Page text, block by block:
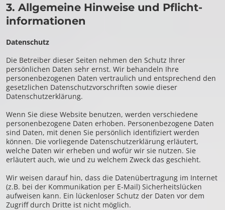
3. Allgemeine Hinweise und Pflicht­
informationen
Datenschutz
Die Betreiber dieser Seiten nehmen den Schutz Ihrer
persönlichen Daten sehr ernst. Wir behandeln Ihre
personenbezogenen Daten vertraulich und entsprechend den
gesetzlichen Datenschutzvorschriften sowie dieser
Datenschutzerklärung.
Wenn Sie diese Website benutzen, werden verschiedene
personenbezogene Daten erhoben. Personenbezogene Daten
sind Daten, mit denen Sie persönlich identifiziert werden
können. Die vorliegende Datenschutzerklärung erläutert,
welche Daten wir erheben und wofür wir sie nutzen. Sie
erläutert auch, wie und zu welchem Zweck das geschieht.
Wir weisen darauf hin, dass die Datenübertragung im Internet
(z.B. bei der Kommunikation per E-Mail) Sicherheitslücken
aufweisen kann. Ein lückenloser Schutz der Daten vor dem
Zugriff durch Dritte ist nicht möglich.